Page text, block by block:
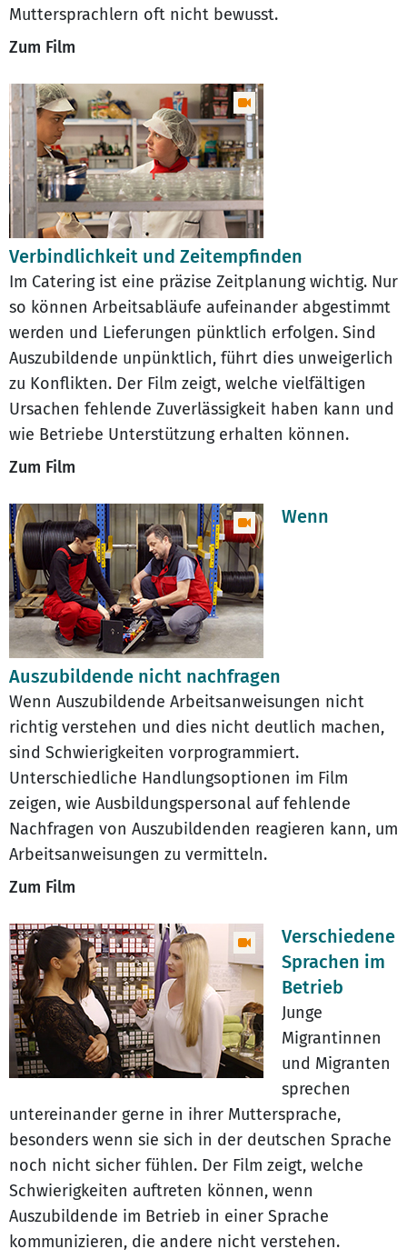
Muttersprachlern oft nicht bewusst.
Zum Film
Verbindlichkeit und Zeitempfinden
Im Catering ist eine präzise Zeitplanung wichtig. Nur
so können Arbeitsabläufe aufeinander abgestimmt
werden und Lieferungen pünktlich erfolgen. Sind
Auszubildende unpünktlich, führt dies unweigerlich
zu Konflikten. Der Film zeigt, welche vielfältigen
Ursachen fehlende Zuverlässigkeit haben kann und
wie Betriebe Unterstützung erhalten können.
Zum Film
Wenn
Auszubildende nicht nachfragen
Wenn Auszubildende Arbeitsanweisungen nicht
richtig verstehen und dies nicht deutlich machen,
sind Schwierigkeiten vorprogrammiert.
Unterschiedliche Handlungsoptionen im Film
zeigen, wie Ausbildungspersonal auf fehlende
Nachfragen von Auszubildenden reagieren kann, um
Arbeitsanweisungen zu vermitteln.
Zum Film
Verschiedene
Sprachen im
Betrieb
Junge
Migrantinnen
und Migranten
sprechen
untereinander gerne in ihrer Muttersprache,
besonders wenn sie sich in der deutschen Sprache
noch nicht sicher fühlen. Der Film zeigt, welche
Schwierigkeiten auftreten können, wenn
Auszubildende im Betrieb in einer Sprache
kommunizieren, die andere nicht verstehen.